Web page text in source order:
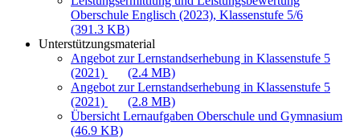
Oberschule Englisch (2023), Klassenstufe 5/6
(391.3 KB)
Unterstützungsmaterial
Angebot zur Lernstandserhebung in Klassenstufe 5
(2021)
(2.4 MB)
Angebot zur Lernstandserhebung in Klassenstufe 5
(2021)
(2.8 MB)
Übersicht Lernaufgaben Oberschule und Gymnasium
(46.9 KB)